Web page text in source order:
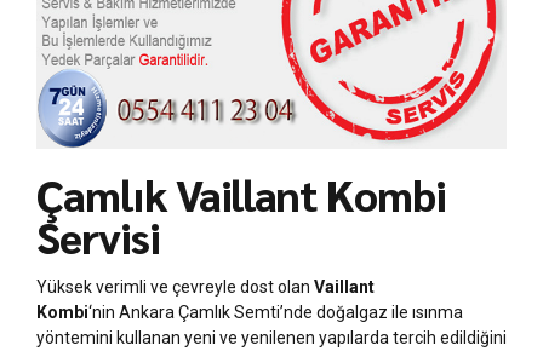
Çamlık Vaillant Kombi
Servisi
Yüksek verimli ve çevreyle dost olan Vaillant
Kombi‘nin Ankara Çamlık Semti’nde doğalgaz ile ısınma
yöntemini kullanan yeni ve yenilenen yapılarda tercih edildiğini